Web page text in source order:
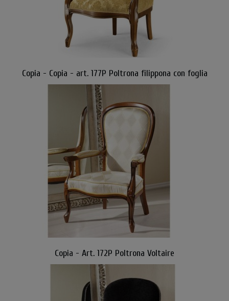
Copia - Copia - art. 177P Poltrona filippona con foglia
Copia - Art. 172P Poltrona Voltaire